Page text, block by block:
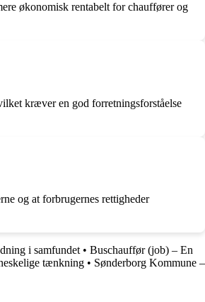
økonomisk rentabelt for chauffører og
kræver en god forretningsforståelse
og at forbrugernes rettigheder
i samfundet • Buschauffør (job) – En
tænkning • Sønderborg Kommune –